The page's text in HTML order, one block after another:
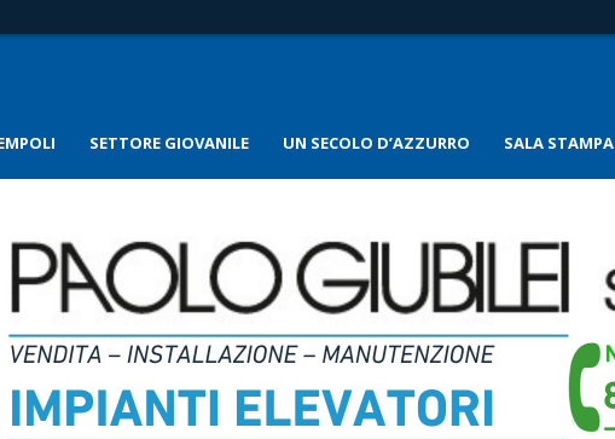
SETTORE GIOVANILE UN SECOLO D’AZZURRO SALA STAMPA